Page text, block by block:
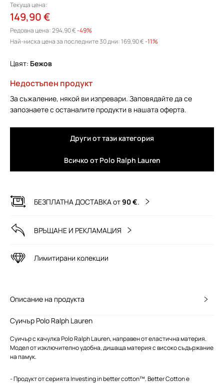
Текуща цена:
149,90 €
Редовна цена:294,90 €-49%
Най-ниска цена за последните 30 дни:169,90 € -11%
Цвят: бежов
Недостъпен продукт
За съжаление, някой ви изпревари. Заповядайте да се
запознаете с останалите продукти в нашата оферта.
Други от тази категория
Всичко от Polo Ralph Lauren
БЕЗПЛАТНА ДОСТАВКА от90 €.
ВРЪЩАНЕ И РЕКЛАМАЦИЯ
Лимитирани колекции
Описание на продукта
Суичър Polo Ralph Lauren
Суичър с качулка Polo Ralph Lauren, направен от еластична материя.
Модел от изключително удобна, дишаща материя с високо съдържание
на памук.
- Продукт от серията Investing in better cotton™. Better Cotton е